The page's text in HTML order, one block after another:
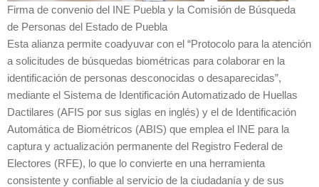
Firma de convenio del INE Puebla y la Comisión de Búsqueda
de Personas del Estado de Puebla
Esta alianza permite coadyuvar con el “Protocolo para la atención
a solicitudes de búsquedas biométricas para colaborar en la
identificación de personas desconocidas o desaparecidas”,
mediante el Sistema de Identificación Automatizado de Huellas
Dactilares (AFIS por sus siglas en inglés) y el de Identificación
Automática de Biométricos (ABIS) que emplea el INE para la
captura y actualización permanente del Registro Federal de
Electores (RFE), lo que lo convierte en una herramienta
consistente y confiable al servicio de la ciudadanía y de sus